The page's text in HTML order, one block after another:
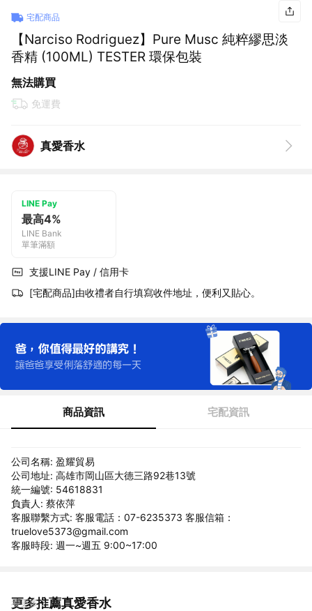
宅配商品
【Narciso Rodriguez】Pure Musc 純粹繆思淡
香精 (100ML) TESTER 環保包裝
無法購買
免運費
真愛香水
LINE Pay
最高4%
LINE Bank
單筆滿額
支援LINE Pay / 信用卡
[宅配商品]由收禮者自行填寫收件地址，便利又貼心。
商品資訊 宅配資訊
公司名稱: 盈耀貿易
公司地址: 高雄市岡山區大德三路92巷13號
統一編號: 54618831
負責人: 蔡依萍
客服聯繫方式: 客服電話：07-6235373 客服信箱：
truelove5373@gmail.com
客服時段: 週一~週五 9:00~17:00
更多推薦真愛香水
看更多